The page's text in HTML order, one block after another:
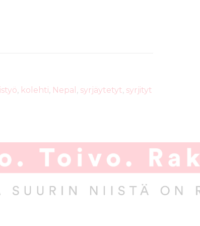
, kolehti, Nepal , syrjäytetyt, syrjityt